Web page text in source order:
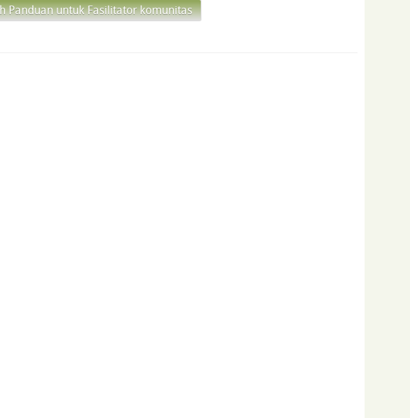
Panduan untuk Fasilitator komunitas